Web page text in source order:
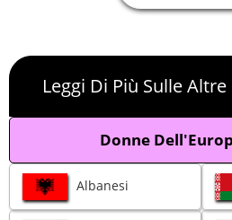
Leggi Di Più Sulle
Donne
Albanesi